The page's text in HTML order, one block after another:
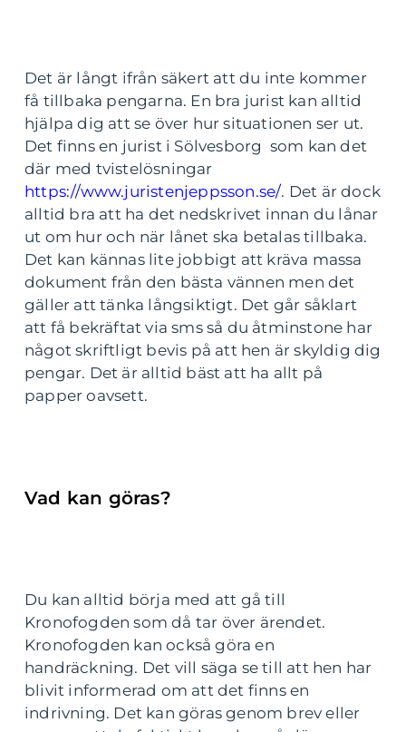
Det är långt ifrån säkert att du inte kommer
få tillbaka pengarna. En bra jurist kan alltid
hjälpa dig att se över hur situationen ser ut.
Det finns en jurist i Sölvesborg som kan det
där med tvistelösningar
https://www.juristenjeppsson.se/. Det är dock
alltid bra att ha det nedskrivet innan du lånar
ut om hur och när lånet ska betalas tillbaka.
Det kan kännas lite jobbigt att kräva massa
dokument från den bästa vännen men det
gäller att tänka långsiktigt. Det går såklart
att få bekräftat via sms så du åtminstone har
något skriftligt bevis på att hen är skyldig dig
pengar. Det är alltid bäst att ha allt på
papper oavsett.
Vad kan göras?
Du kan alltid börja med att gå till
Kronofogden som då tar över ärendet.
Kronofogden kan också göra en
handräckning. Det vill säga se till att hen har
blivit informerad om att det finns en
indrivning. Det kan göras genom brev eller